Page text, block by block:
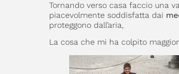
Tornando verso casa faccio una
piacevolmente soddisfatta dai
proteggono dall’aria,
La cosa che mi ha colpito